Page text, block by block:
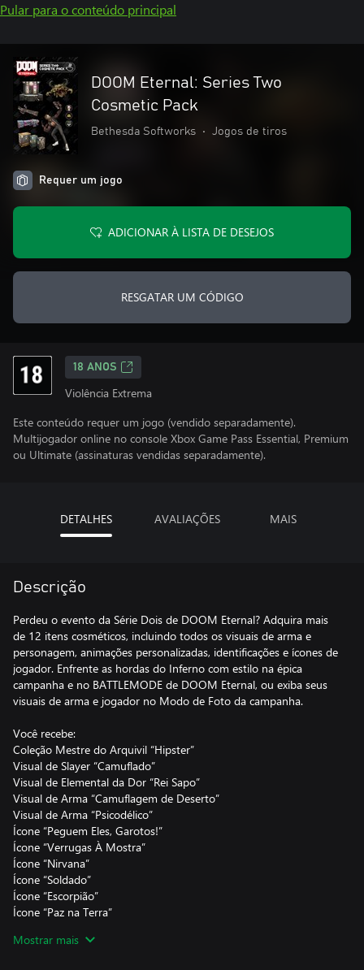
Pular para o conteúdo principal
DOOM Eternal: Series Two
Cosmetic Pack
Bethesda Softworks • Jogos de tiros
Requer um jogo
ADICIONAR À LISTA DE DESEJOS
RESGATAR UM CÓDIGO
18 ANOS
Violência Extrema
Este conteúdo requer um jogo (vendido separadamente).
Multijogador online no console Xbox Game Pass Essential, Premium
ou Ultimate (assinaturas vendidas separadamente).
DETALHES AVALIAÇÕES MAIS
Descrição
Perdeu o evento da Série Dois de DOOM Eternal? Adquira mais
de 12 itens cosméticos, incluindo todos os visuais de arma e
personagem, animações personalizadas, identificações e ícones de
jogador. Enfrente as hordas do Inferno com estilo na épica
campanha e no BATTLEMODE de DOOM Eternal, ou exiba seus
visuais de arma e jogador no Modo de Foto da campanha.
Você recebe:
Coleção Mestre do Arquivil “Hipster”
Visual de Slayer “Camuflado”
Visual de Elemental da Dor “Rei Sapo”
Visual de Arma “Camuflagem de Deserto”
Visual de Arma “Psicodélico”
Ícone “Peguem Eles, Garotos!”
Ícone “Verrugas À Mostra”
Ícone “Nirvana”
Ícone “Soldado”
Ícone “Escorpião”
Ícone “Paz na Terra”
Título “Homem de Paz”
Mostrar mais